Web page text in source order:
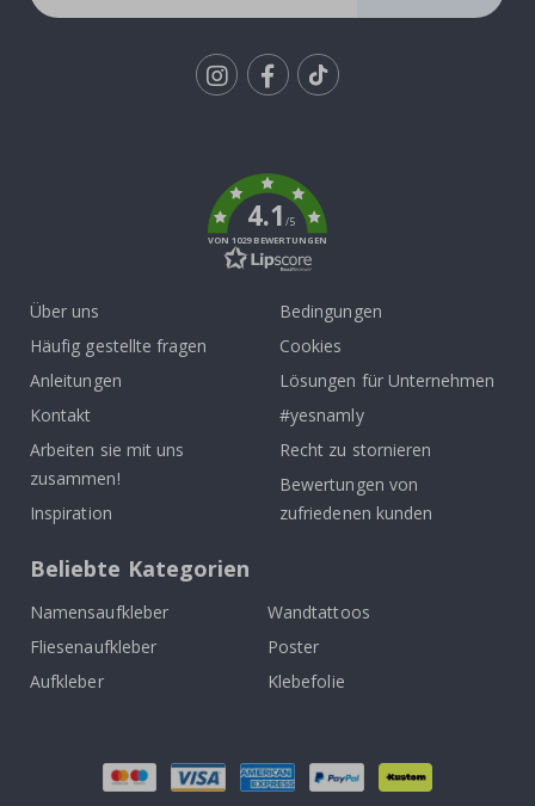
4.1/5
VON 1029 BEWERTUNGEN
Über uns
Häufig gestellte fragen
Anleitungen
Kontakt
Arbeiten sie mit uns
zusammen!
Inspiration
Bedingungen
Cookies
Lösungen für Unternehmen
#yesnamly
Recht zu stornieren
Bewertungen von
zufriedenen kunden
Beliebte Kategorien
Namensaufkleber
Wandtattoos
Fliesenaufkleber
Poster
Aufkleber
Klebefolie